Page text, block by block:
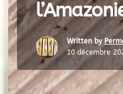
Written by
10 décembre